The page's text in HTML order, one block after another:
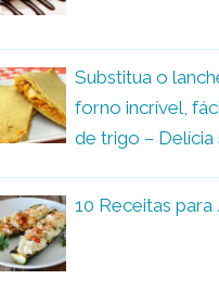
Substitua o
forno incrível,
de trigo – Delícia
10 Receitas para